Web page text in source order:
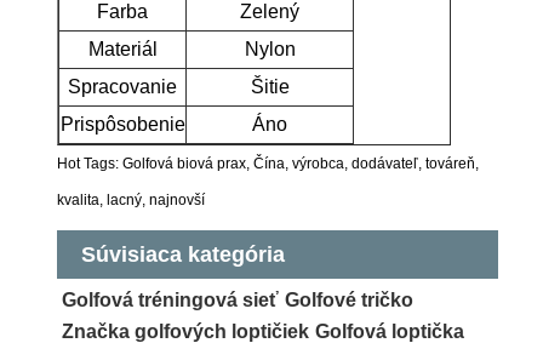
Farba
Zelený
Materiál
Nylon
Spracovanie
Šitie
Prispôsobenie
Áno
Hot Tags: Golfová biová prax, Čína, výrobca, dodávateľ, továreň,
kvalita, lacný, najnovší
Súvisiaca kategória
Golfová tréningová sieť Golfové tričko
Značka golfových loptičiek Golfová loptička